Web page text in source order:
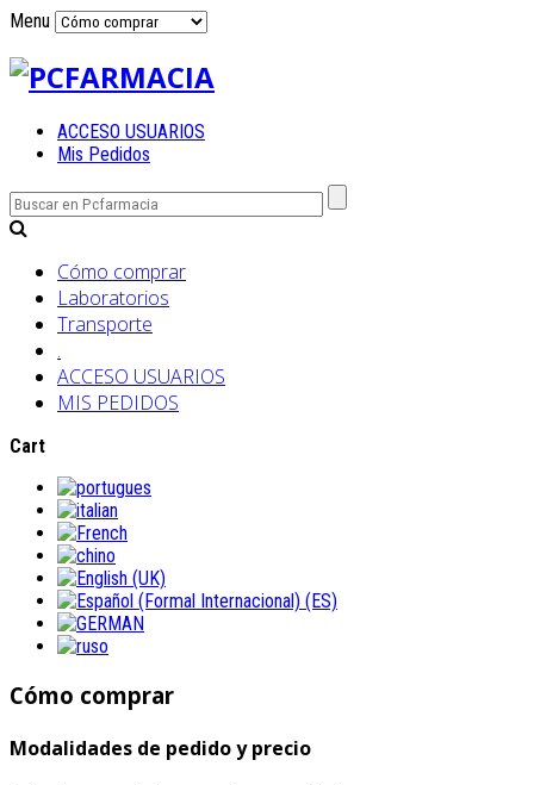
Menu
ACCESO USUARIOS
Mis Pedidos
Cómo comprar
Laboratorios
Transporte
.
ACCESO USUARIOS
MIS PEDIDOS
Cart
Cómo comprar
Modalidades de pedido y precio